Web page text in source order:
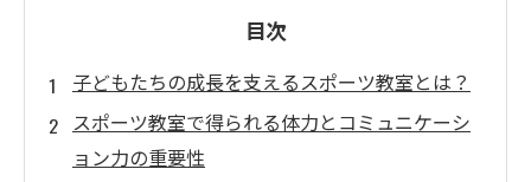
目次
子どもたちの成長を支えるスポーツ教室とは？
スポーツ教室で得られる体力とコミュニケーシ
ョン力の重要性